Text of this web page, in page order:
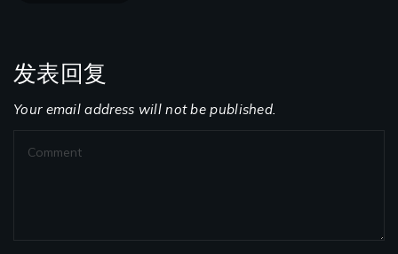
发表回复
Your email address will not be published.